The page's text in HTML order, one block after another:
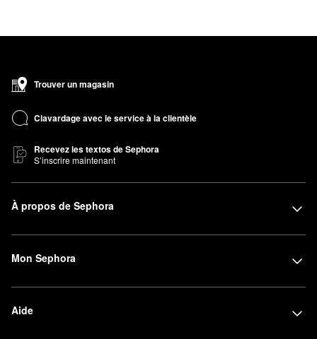
Trouver un magasin
Clavardage avec le service à la clientèle
Recevez les textos de Sephora
S’inscrire maintenant
À propos de Sephora
Mon Sephora
Aide